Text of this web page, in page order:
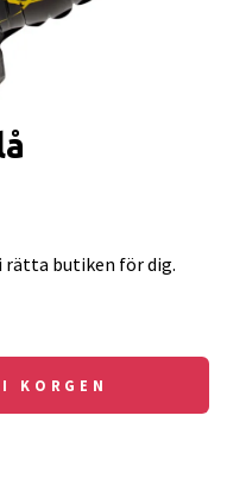
rätta butiken för dig.
KORGEN